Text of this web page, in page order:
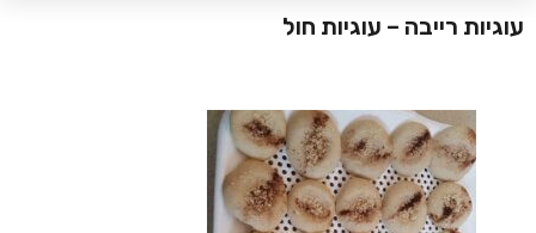
עוגיות רייבה – עוגיות חול